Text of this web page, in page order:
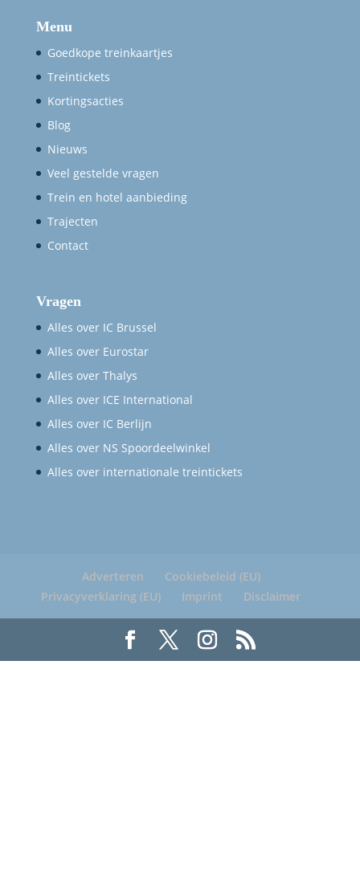
Menu
Goedkope treinkaartjes
Treintickets
Kortingsacties
Blog
Nieuws
Veel gestelde vragen
Trein en hotel aanbieding
Trajecten
Contact
Vragen
Alles over IC Brussel
Alles over Eurostar
Alles over Thalys
Alles over ICE International
Alles over IC Berlijn
Alles over NS Spoordeelwinkel
Alles over internationale treintickets
Adverteren
Cookiebeleid (EU)
Privacyverklaring (EU)
Imprint Disclaimer